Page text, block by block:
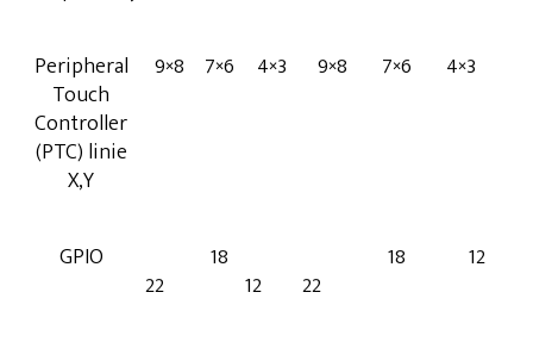
Peripheral
Touch
Controller
(PTC) linie
X,Y
9×8 7×6 4×3 9×8 7×6 4×3
GPIO
22
18
12
22
18 12